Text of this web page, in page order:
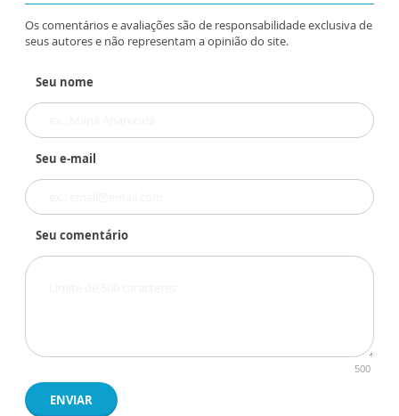
Os comentários e avaliações são de responsabilidade exclusiva de
seus autores e não representam a opinião do site.
Seu nome
Seu e-mail
Seu comentário
500
ENVIAR